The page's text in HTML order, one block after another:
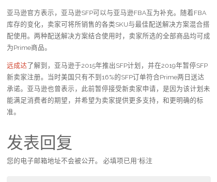
亚马逊官方表示，亚马逊SFP可以与亚马逊FBA互为补充。随着FBA
库存的变化，卖家可将所销售的各类SKU与最佳配送解决方案混合搭
配使用。两种配送解决方案结合使用时，卖家所选的全部商品均可成
为Prime商品。
远成达了解到，亚马逊于2015年推出SFP计划，并在2019年暂停SFP
新卖家注册。当时美国只有不到16%的SFP订单符合Prime两日送达
承诺。亚马逊也曾表示，此前暂停接受新卖家申请，是因为该计划未
能满足消费者的期望，并希望为卖家提供更多支持，和更明确的标
准。
发表回复
您的电子邮箱地址不会被公开。 必填项已用 *标注